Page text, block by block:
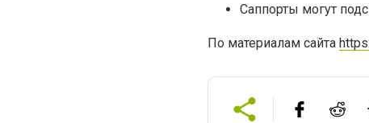
Саппорты могут
По материалам сайта